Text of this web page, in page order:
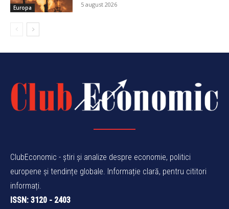
Europa 5 august 2026
ClubEconomic - știri și analize despre economie, politici
europene și tendințe globale. Informație clară, pentru cititori
informați.
ISSN: 3120 - 2403